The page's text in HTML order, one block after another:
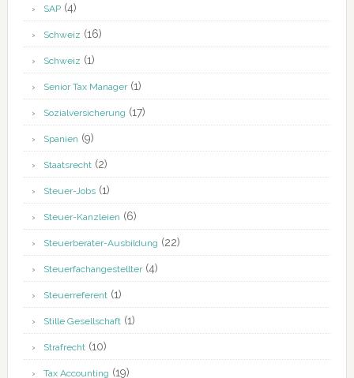
SAP(4)
Schweiz (16)
Schweiz (1)
Senior Tax Manager(1)
Sozialversicherung (17)
Spanien (9)
Staatsrecht(2)
Steuer-Jobs(1)
Steuer-Kanzleien (6)
Steuerberater-Ausbildung (22)
Steuerfachangestellter(4)
Steuerreferent(1)
Stille Gesellschaft(1)
Strafrecht(10)
Tax Accounting (19)